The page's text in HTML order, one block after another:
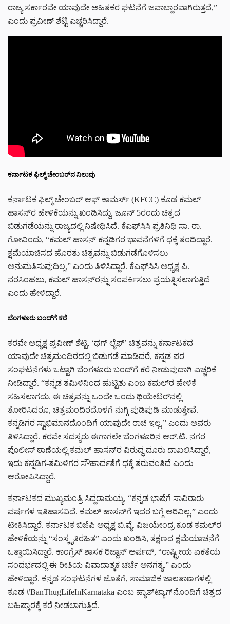
ರಾಜ್ಯ ಸರ್ಕಾರವೇ ಯಾವುದೇ ಅಹಿತಕರ ಘಟನೆಗೆ ಜವಾಬ್ದಾರವಾಗಿರುತ್ತದೆ,”
ಎಂದು ಪ್ರವೀಣ್ ಶೆಟ್ಟಿ ಎಚ್ಚರಿಸಿದ್ದಾರೆ.
ಕರ್ನಾಟಕ ಫಿಲ್ಮ್ ಚೇಂಬರ್‌ನ ನಿಲುವು
ಕರ್ನಾಟಕ ಫಿಲ್ಮ್ ಚೇಂಬರ್ ಆಫ್ ಕಾಮರ್ಸ್ (KFCC) ಕೂಡ ಕಮಲ್
ಹಾಸನ್‌ರ ಹೇಳಿಕೆಯನ್ನು ಖಂಡಿಸಿದ್ದು, ಜೂನ್ 5ರಂದು ಚಿತ್ರದ
ಬಿಡುಗಡೆಯನ್ನು ರಾಜ್ಯದಲ್ಲಿ ನಿಷೇಧಿಸಿದೆ. ಕೆಎಫ್‌ಸಿಸಿ ಪ್ರತಿನಿಧಿ ಸಾ. ರಾ.
ಗೋವಿಂದು, “ಕಮಲ್ ಹಾಸನ್ ಕನ್ನಡಿಗರ ಭಾವನೆಗಳಿಗೆ ಧಕ್ಕೆ ತಂದಿದ್ದಾರೆ.
ಕ್ಷಮೆಯಾಚಿಸದ ಹೊರತು ಚಿತ್ರವನ್ನು ಬಿಡುಗಡೆಗೊಳಿಸಲು
ಅನುಮತಿಸುವುದಿಲ್ಲ,” ಎಂದು ತಿಳಿಸಿದ್ದಾರೆ. ಕೆಎಫ್‌ಸಿಸಿ ಅಧ್ಯಕ್ಷ ಪಿ.
ನರಸಿಂಹಲು, ಕಮಲ್ ಹಾಸನ್‌ರನ್ನು ಸಂಪರ್ಕಿಸಲು ಪ್ರಯತ್ನಿಸಲಾಗುತ್ತಿದೆ
ಎಂದು ಹೇಳಿದ್ದಾರೆ.
ಬೆಂಗಳೂರು ಬಂದ್‌ಗೆ ಕರೆ
ಕರವೇ ಅಧ್ಯಕ್ಷ ಪ್ರವೀಣ್ ಶೆಟ್ಟಿ, ‘ಥಗ್ ಲೈಫ್’ ಚಿತ್ರವನ್ನು ಕರ್ನಾಟಕದ
ಯಾವುದೇ ಚಿತ್ರಮಂದಿರದಲ್ಲಿ ಬಿಡುಗಡೆ ಮಾಡಿದರೆ, ಕನ್ನಡ ಪರ
ಸಂಘಟನೆಗಳು ಒಟ್ಟಾಗಿ ಬೆಂಗಳೂರು ಬಂದ್‌ಗೆ ಕರೆ ನೀಡುವುದಾಗಿ ಎಚ್ಚರಿಕೆ
ನೀಡಿದ್ದಾರೆ. “ಕನ್ನಡ ತಮಿಳಿನಿಂದ ಹುಟ್ಟಿತು ಎಂಬ ಕಮಲ್‌ರ ಹೇಳಿಕೆ
ಸಹಿಸಲಾಗದು. ಈ ಚಿತ್ರವನ್ನು ಒಂದೇ ಒಂದು ಥಿಯೇಟರ್‌ನಲ್ಲಿ
ತೋರಿಸಿದರೂ, ಚಿತ್ರಮಂದಿರದೊಳಗೆ ನುಗ್ಗಿ ಪುಡಿಪುಡಿ ಮಾಡುತ್ತೇವೆ.
ಕನ್ನಡಿಗರ ಸ್ವಾಭಿಮಾನದೊಂದಿಗೆ ಯಾವುದೇ ರಾಜಿ ಇಲ್ಲ,” ಎಂದು ಅವರು
ತಿಳಿಸಿದ್ದಾರೆ. ಕರವೇ ಸದಸ್ಯರು ಈಗಾಗಲೇ ಬೆಂಗಳೂರಿನ ಆರ್.ಟಿ. ನಗರ
ಪೊಲೀಸ್ ಠಾಣೆಯಲ್ಲಿ ಕಮಲ್ ಹಾಸನ್‌ರ ವಿರುದ್ಧ ದೂರು ದಾಖಲಿಸಿದ್ದಾರೆ,
ಇದು ಕನ್ನಡಿಗ-ತಮಿಳಿಗರ ಸೌಹಾರ್ದತೆಗೆ ಧಕ್ಕೆ ತರುವಂತಿದೆ ಎಂದು
ಆರೋಪಿಸಿದ್ದಾರೆ.
ಕರ್ನಾಟಕದ ಮುಖ್ಯಮಂತ್ರಿ ಸಿದ್ದರಾಮಯ್ಯ, “ಕನ್ನಡ ಭಾಷೆಗೆ ಸಾವಿರಾರು
ವರ್ಷಗಳ ಇತಿಹಾಸವಿದೆ. ಕಮಲ್ ಹಾಸನ್‌ಗೆ ಇದರ ಬಗ್ಗೆ ಅರಿವಿಲ್ಲ,” ಎಂದು
ಟೀಕಿಸಿದ್ದಾರೆ. ಕರ್ನಾಟಕ ಬಿಜೆಪಿ ಅಧ್ಯಕ್ಷ ಬಿ.ವೈ. ವಿಜಯೇಂದ್ರ ಕೂಡ ಕಮಲ್‌ರ
ಹೇಳಿಕೆಯನ್ನು “ಸಂಸ್ಕೃತಿರಹಿತ” ಎಂದು ಖಂಡಿಸಿ, ತಕ್ಷಣದ ಕ್ಷಮೆಯಾಚನೆಗೆ
ಒತ್ತಾಯಿಸಿದ್ದಾರೆ. ಕಾಂಗ್ರೆಸ್ ಶಾಸಕ ರಿಜ್ವಾನ್ ಅರ್ಷದ್, “ರಾಷ್ಟ್ರೀಯ ಏಕತೆಯ
ಸಂದರ್ಭದಲ್ಲಿ ಈ ರೀತಿಯ ವಿವಾದಾತ್ಮಕ ಚರ್ಚೆ ಅನಗತ್ಯ,” ಎಂದು
ಹೇಳಿದ್ದಾರೆ. ಕನ್ನಡ ಸಂಘಟನೆಗಳ ಜೊತೆಗೆ, ಸಾಮಾಜಿಕ ಜಾಲತಾಣಗಳಲ್ಲಿ
ಕೂಡ #BanThugLifeInKarnataka ಎಂಬ ಹ್ಯಾಶ್‌ಟ್ಯಾಗ್‌ನೊಂದಿಗೆ ಚಿತ್ರದ
ಬಹಿಷ್ಕಾರಕ್ಕೆ ಕರೆ ನೀಡಲಾಗುತ್ತಿದೆ.